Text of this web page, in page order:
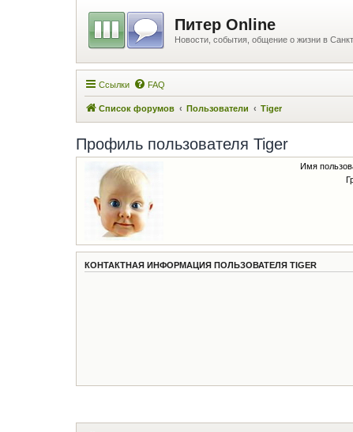
Питер Online
Новости, события, общение о жизни в
Ссылки FAQ
Список форумов Пользователи Tiger
Профиль пользователя Tiger
Имя
КОНТАКТНАЯ ИНФОРМАЦИЯ ПОЛЬЗОВАТЕЛЯ TIGER